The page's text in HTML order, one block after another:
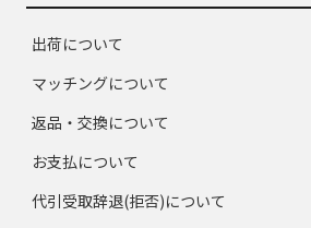
出荷について
マッチングについて
返品・交換について
お支払について
代引受取辞退(拒否)について